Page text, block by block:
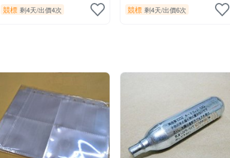
競標 剩4天/出價4次 競標 剩4天/出價6次